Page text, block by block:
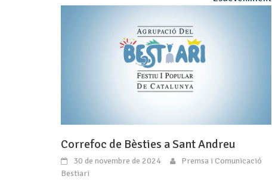
Correfoc de Bèsties a Sant Andreu
30 de novembre de 2024
Premsa i Comunicació
Bestiari